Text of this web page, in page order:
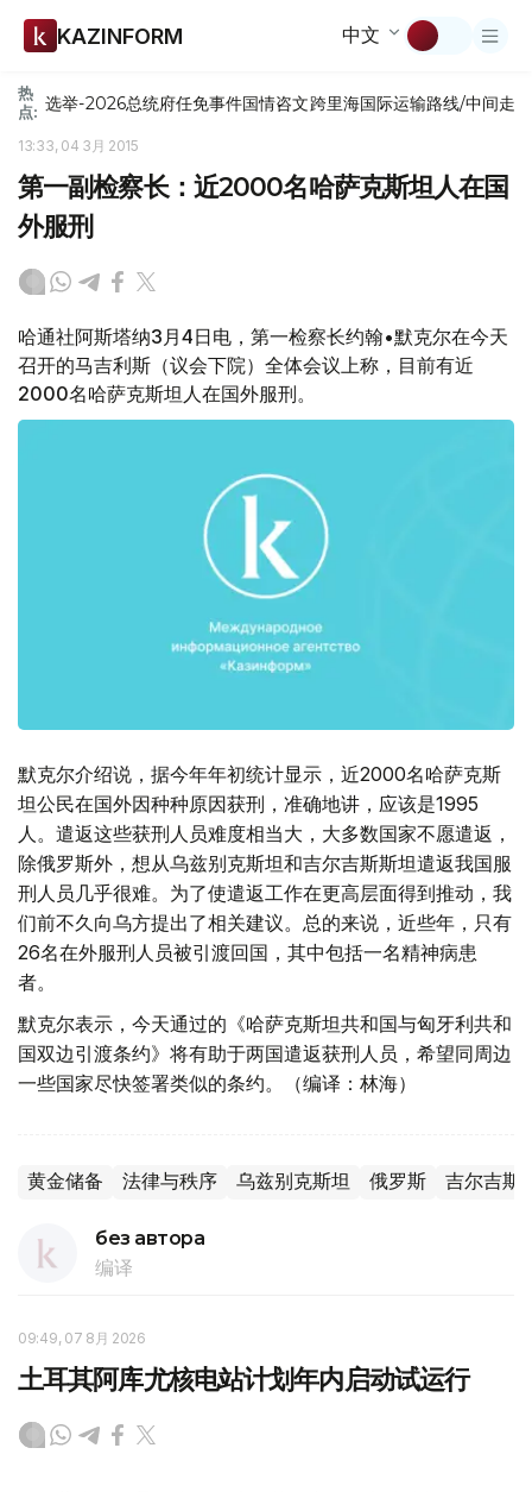
KAZINFORM 中文
热
点: 选举-2026总统府任免事件国情咨文跨里海国际运输路线/中间走廊
13:33, 04 3月 2015
第一副检察长：近2000名哈萨克斯坦人在国
外服刑
哈通社阿斯塔纳3月4日电，第一检察长约翰•默克尔在今天
召开的马吉利斯（议会下院）全体会议上称，目前有近
2000名哈萨克斯坦人在国外服刑。
默克尔介绍说，据今年年初统计显示，近2000名哈萨克斯
坦公民在国外因种种原因获刑，准确地讲，应该是1995
人。遣返这些获刑人员难度相当大，大多数国家不愿遣返，
除俄罗斯外，想从乌兹别克斯坦和吉尔吉斯斯坦遣返我国服
刑人员几乎很难。为了使遣返工作在更高层面得到推动，我
们前不久向乌方提出了相关建议。总的来说，近些年，只有
26名在外服刑人员被引渡回国，其中包括一名精神病患
者。
默克尔表示，今天通过的《哈萨克斯坦共和国与匈牙利共和
国双边引渡条约》将有助于两国遣返获刑人员，希望同周边
一些国家尽快签署类似的条约。（编译：林海）
黄金储备 法律与秩序 乌兹别克斯坦 俄罗斯 吉尔吉斯
без автора
编译
09:49, 07 8月 2026
土耳其阿库尤核电站计划年内启动试运行